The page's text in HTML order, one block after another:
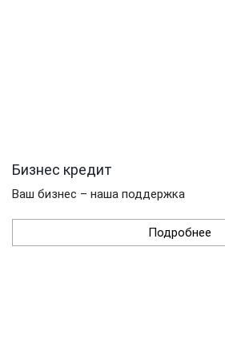
Бизнес кредит
Ваш бизнес – наша поддержка
Подробнее